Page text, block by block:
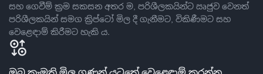
සහ ගෙවීම් ක්‍රම සකසන අතර ම, පරිශීලකයින්ට ඍජුව වෙනත්
පරිශීලකයින් සමග ක්‍රිප්ටෝ මිල දී ගැනීමට, විකිණීමට සහ
වෙළෙඳාම් කිරීමට හැකි ය.